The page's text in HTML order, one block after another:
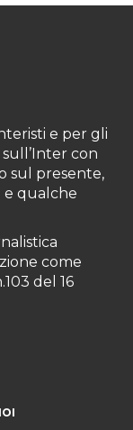
e per gli
con
sul presente,
e qualche
come
del 16